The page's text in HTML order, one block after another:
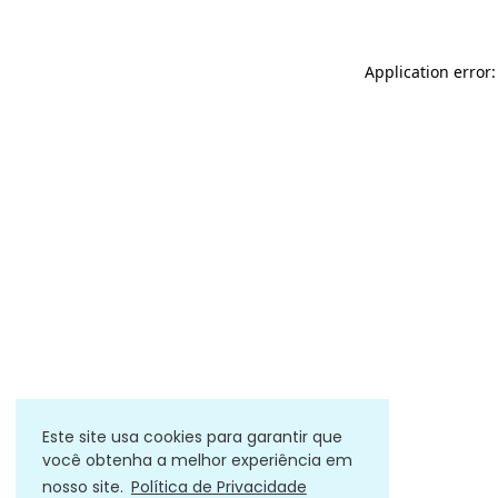
Este site usa cookies para garantir que
você obtenha a melhor experiência em
nosso site. Política de Privacidade
Application